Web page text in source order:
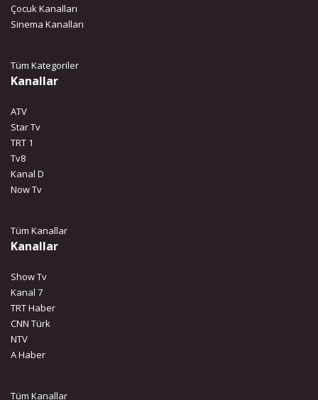
Çocuk Kanalları
Sinema Kanalları
Tüm Kategoriler
Kanallar
ATV
Star Tv
TRT 1
Tv8
Kanal D
Now Tv
Tüm Kanallar
Kanallar
Show Tv
Kanal 7
TRT Haber
CNN Türk
NTV
A Haber
Tüm Kanallar